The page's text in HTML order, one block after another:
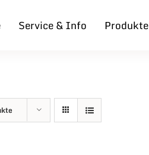
Service & Info Produkte